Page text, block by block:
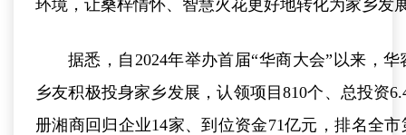
环境，让桑梓情怀、智慧火花更好地转化为家乡发
据悉，自2024年举办首届“华商大会”以来，
乡友积极投身家乡发展，认领项目810个、总投资
册湘商回归企业14家、到位资金71亿元，排名全